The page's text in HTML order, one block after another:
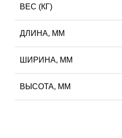
ВЕС (КГ)
ДЛИНА, ММ
ШИРИНА, ММ
ВЫСОТА, ММ